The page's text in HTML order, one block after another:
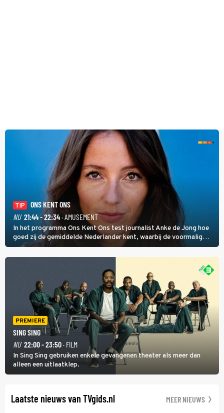
TIP
ONS KENT ONS
NU 21:44 - 22:34· AMUSEMENT
In het programma Ons Kent Ons test journalist Anke de Jong hoe
goed zij de gemiddelde Nederlander kent, waarbij de voormalig
hoofdredacteur van modebladen Glamour en Elle het samen met
rapper Keizer opneemt tegen Edson da Graça en Marc-Marie
PREMIERE
SING SING
NU 22:00 - 23:50· FILM
In Sing Sing gebruiken enkele gevangenen theater als meer dan
alleen een uitlaatklep.
Laatste nieuws van TVgids.nl MEER NIEUWS